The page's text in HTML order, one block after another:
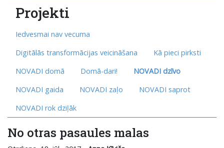
Projekti
Iedvesmai nav vecuma
Digitālās transformācijas veicināšana
Kā pieci pirksti
NOVADI domā
Domā-dari!
NOVADI dzīvo
NOVADI gaida
NOVADI zaļo
NOVADI saprot
NOVADI rok dziļāk
No otras pasaules malas